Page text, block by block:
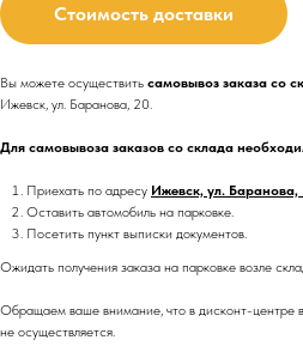
Стоимость доставки
Вы можете осуществить самовывоз заказа со
Ижевск, ул. Баранова, 20.
Для самовывоза заказов со склада
Приехать по адресу Ижевск, ул. Баранова,
Оставить автомобиль на парковке.
Посетить пункт выписки документов.
Ожидать получения заказа на парковке возле
Обращаем ваше внимание, что в дисконт-центре
не осуществляется.